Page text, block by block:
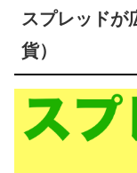
スプレッドが
貨）